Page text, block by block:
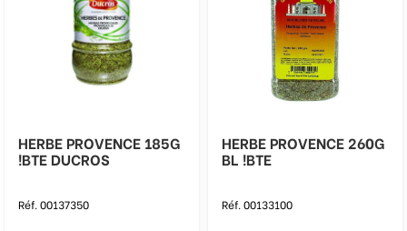
HERBE PROVENCE 185G
!BTE DUCROS
Réf. 00137350
HERBE PROVENCE 260G
BL !BTE
Réf. 00133100